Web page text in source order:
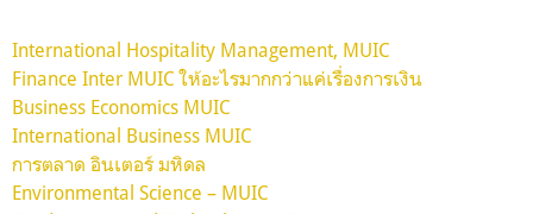
International Hospitality Management, MUIC
Finance Inter MUIC ให้อะไรมากกว่าแค่เรื่องการเงิน
Business Economics MUIC
International Business MUIC
การตลาด อินเตอร์ มหิดล
Environmental Science – MUIC